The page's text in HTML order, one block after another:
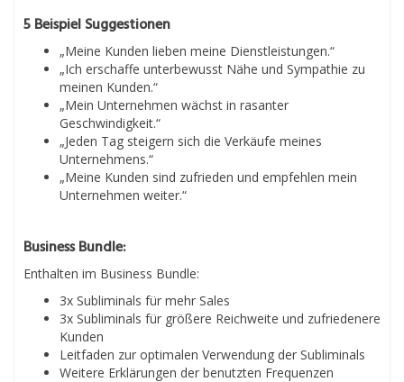
5 Beispiel Suggestionen
„Meine Kunden lieben meine Dienstleistungen.“
„Ich erschaffe unterbewusst Nähe und Sympathie zu
meinen Kunden.“
„Mein Unternehmen wächst in rasanter
Geschwindigkeit.“
„Jeden Tag steigern sich die Verkäufe meines
Unternehmens.“
„Meine Kunden sind zufrieden und empfehlen mein
Unternehmen weiter.“
Business Bundle:
Enthalten im Business Bundle:
3x Subliminals für mehr Sales
3x Subliminals für größere Reichweite und zufriedenere
Kunden
Leitfaden zur optimalen Verwendung der Subliminals
Weitere Erklärungen der benutzten Frequenzen